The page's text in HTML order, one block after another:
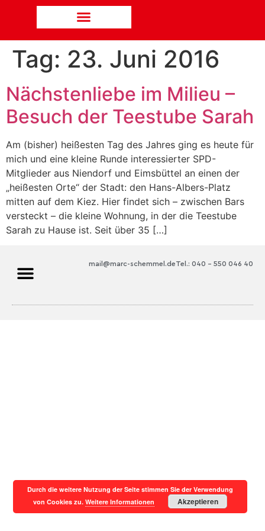
Tag: 23. Juni 2016
Nächstenliebe im Milieu –
Besuch der Teestube Sarah
Am (bisher) heißesten Tag des Jahres ging es heute für
mich und eine kleine Runde interessierter SPD-
Mitglieder aus Niendorf und Eimsbüttel an einen der
„heißesten Orte“ der Stadt: den Hans-Albers-Platz
mitten auf dem Kiez. Hier findet sich – zwischen Bars
versteckt – die kleine Wohnung, in der die Teestube
Sarah zu Hause ist. Seit über 35 […]
Tel.: 040 – 550 046 40
mail@marc-schemmel.de
Durch die weitere Nutzung der Seite stimmen Sie der Verwendung
von Cookies zu.Weitere Informationen Akzeptieren